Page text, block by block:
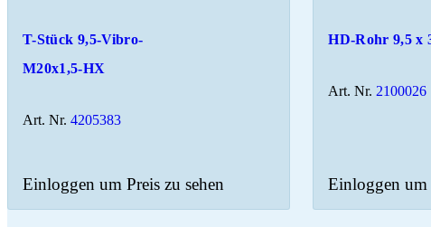
T-Stück 9,5-Vibro-
M20x1,5-HX
Art. Nr. 4205383
Einloggen um Preis zu sehen
HD-Rohr 9,5 x
Art. Nr. 2100026
Einloggen um